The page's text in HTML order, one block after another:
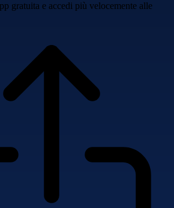
gratuita e accedi più velocemente alle